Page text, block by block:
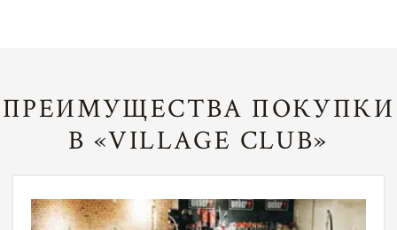
ПРЕИМУЩЕСТВА ПОКУПКИ
В «VILLAGE CLUB»